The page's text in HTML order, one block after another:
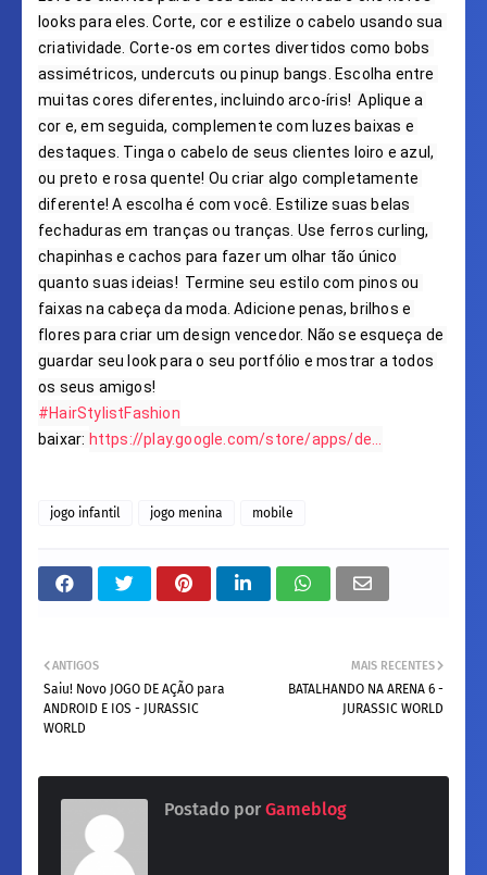
looks para eles. Corte, cor e estilize o cabelo usando sua
criatividade. Corte-os em cortes divertidos como bobs
assimétricos, undercuts ou pinup bangs. Escolha entre
muitas cores diferentes, incluindo arco-íris!  Aplique a
cor e, em seguida, complemente com luzes baixas e
destaques. Tinga o cabelo de seus clientes loiro e azul,
ou preto e rosa quente! Ou criar algo completamente
diferente! A escolha é com você. Estilize suas belas
fechaduras em tranças ou tranças. Use ferros curling,
chapinhas e cachos para fazer um olhar tão único
quanto suas ideias!  Termine seu estilo com pinos ou
faixas na cabeça da moda. Adicione penas, brilhos e
flores para criar um design vencedor. Não se esqueça de
guardar seu look para o seu portfólio e mostrar a todos
#HairStylistFashion
baixar: https://play.google.com/store/apps/de...
jogo infantil jogo menina mobile
MAIS RECENTES
BATALHANDO NA ARENA 6 -
JURASSIC WORLD
ANTIGOS
Saiu! Novo JOGO DE AÇÃO para
ANDROID E IOS - JURASSIC
WORLD
Postado por Gameblog